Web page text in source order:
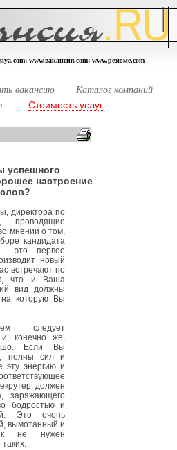
www.вакансия.com; www.резюме.com
вакансию
Каталог компаний
Стоимость услуг
успешного
настроение
директора по
проводящие
мнении о том,
кандидата
это первое
новый
встречают по
что и Ваша
вид должны
на которую Вы
следует
и, конечно же,
Если Вы
полны сил и
эту энергию и
должен
заряжающего
бодростью и
Это очень
вымотанный и
не нужен